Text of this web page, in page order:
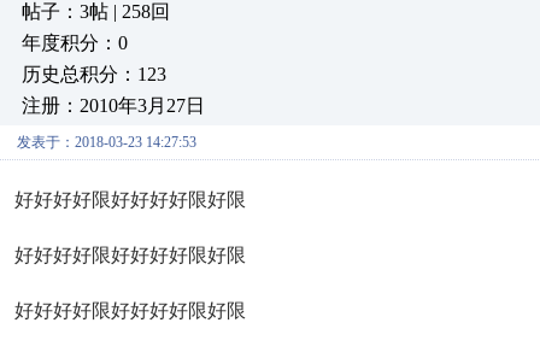
帖子：3帖 | 258回
年度积分：0
历史总积分：123
注册：2010年3月27日
发表于：2018-03-23 14:27:53
好好好好限好好好好限好限
好好好好限好好好好限好限
好好好好限好好好好限好限